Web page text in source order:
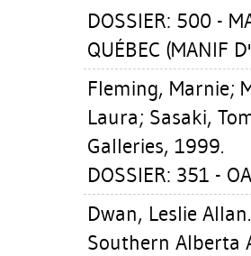
DOSSIER: 500 -
QUÉBEC (MANIF
Fleming, Marnie;
Laura; Sasaki,
Galleries, 1999.
DOSSIER: 351 -
Dwan, Leslie Allan
Southern Alberta